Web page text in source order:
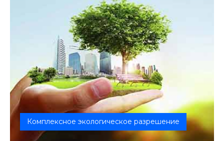
Комплексное экологическое разрешение